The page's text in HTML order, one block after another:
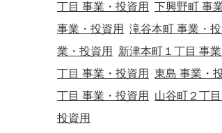
丁目 事業・投資用
下興野町 事
事業・投資用
滝谷本町 事業・投
業・投資用
新津本町１丁目 事
丁目 事業・投資用
東島 事業・
丁目 事業・投資用
山谷町２丁
投資用